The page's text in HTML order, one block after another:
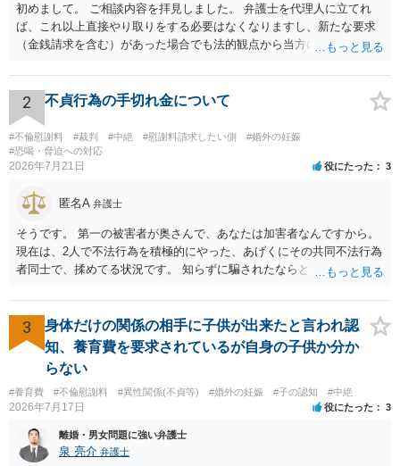
初めまして。 ご相談内容を拝見しました。 弁護士を代理人に立てれ
ば、これ以上直接やり取りをする必要はなくなりますし、新たな要求
（金銭請求を含む）があった場合でも法的観点から当方に支払うべき
いのであれば、基本的にはご自身で対応していくことになります。 こ
れ以上の要求を回避するためには、合意内容を書面しておくことで
す。 特に重要な点としては、合意事項以外には貸し借りが無いことを
確認する条項（清算条項）をきちんと盛り込んでおくことです。 お金
を払うにしても、紛争が蒸し返されないよう、合意書を作成して取り
交わすようにしてください。
2 不貞行為の手切れ金について
#不倫慰謝料 #裁判 #中絶 #慰謝料請求したい側
#婚外の妊娠
#恐喝・脅迫への対応
2026年7月21日 役にたった 3
匿名A 弁護士
そうです。 第一の被害者が奥さんで、あなたは加害者なんですから。
現在は、2人で不法行為を積極的にやった、あげくにその共同不法行為
者同士で、揉めてる状況です。 知らずに騙されたならともか
というだけですから。
3
身体だけの関係の相手に子供が出来たと言われ認
知、養育費を要求されているが自身の子供か分か
らない
#養育費 #不倫慰謝料 #異性関係(不貞等) #婚外の妊娠 #子の認知 #中絶
2026年7月17日 役にたった 3
離婚・男女問題に強い弁護士
泉 亮介 弁護士